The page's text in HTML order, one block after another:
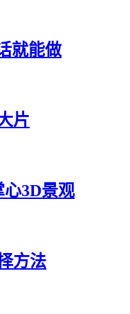
就能做
片
3D景观
方法